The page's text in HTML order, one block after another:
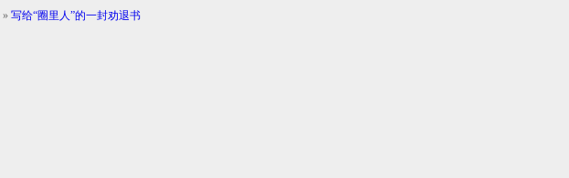
» 写给“圈里人”的一封劝退书